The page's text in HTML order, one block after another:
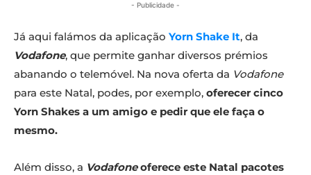
- Publicidade -
Já aqui falámos da aplicação Yorn Shake It, da
Vodafone, que permite ganhar diversos prémios
abanando o telemóvel. Na nova oferta da Vodafone
para este Natal, podes, por exemplo, oferecer cinco
Yorn Shakes a um amigo e pedir que ele faça o
mesmo.
Além disso, a Vodafoneoferece este Natal pacotes